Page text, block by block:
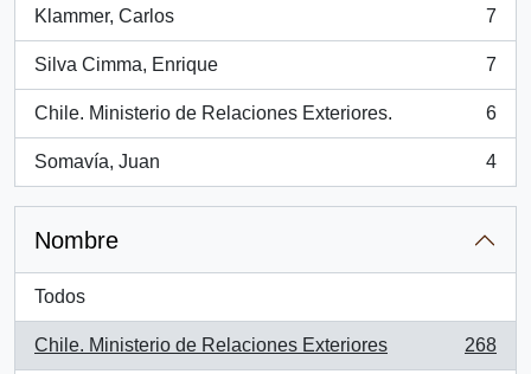
Klammer, Carlos
, 7 resultados
7
Silva Cimma, Enrique
, 7 resultados
7
Chile. Ministerio de Relaciones Exteriores.
, 6 resultados
6
Somavía, Juan
, 4 resultados
4
Nombre
Todos
Chile. Ministerio de Relaciones Exteriores
, 268 resultados
268